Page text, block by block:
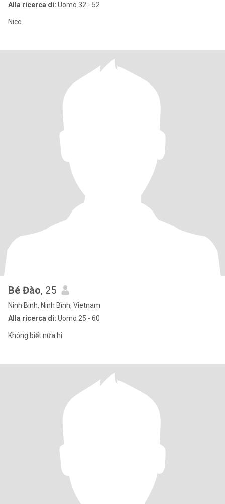
Alla ricerca di: Uomo 32 - 52
Nice
Bé Đào, 25
Ninh Binh, Ninh Bình, Vietnam
Alla ricerca di: Uomo 25 - 60
Không biết nữa hi